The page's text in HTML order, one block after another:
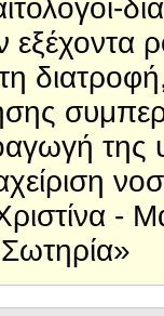
εξέχοντα
της
-